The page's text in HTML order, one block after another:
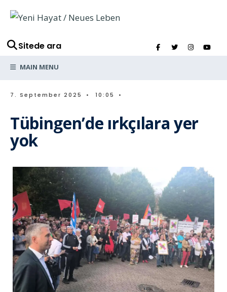
Sitede ara
MAIN MENU
7. September 2025 • 10:05 •
Tübingen’de ırkçılara yer
yok